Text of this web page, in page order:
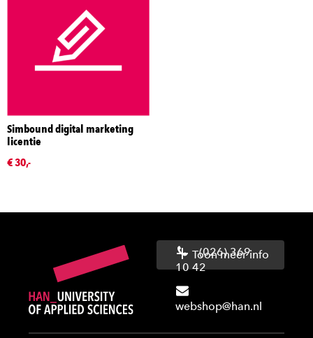
Simbound digital marketing
licentie
€ 30,-
(026) 369
10 42
webshop@han.nl
Toon meer info